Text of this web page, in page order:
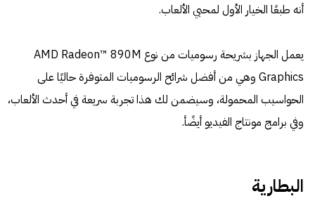
أنه طبعًا الخيار الأول لمحبي الألعاب.
يعمل الجهاز بشريحة رسوميات من نوع AMD Radeon™ 890M
Graphics وهي من أفضل شرائح الرسوميات المتوفرة حاليًا على
الحواسيب المحمولة، وسيضمن لك هذا تجربة سريعة في أحدث الألعاب،
وفي برامج مونتاج الفيديو أيضًأ.
البطارية